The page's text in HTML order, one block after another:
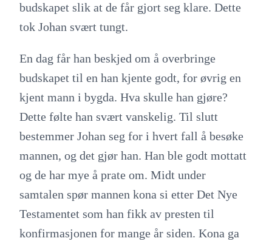
budskapet slik at de får gjort seg klare. Dette
tok Johan svært tungt.
En dag får han beskjed om å overbringe
budskapet til en han kjente godt, for øvrig en
kjent mann i bygda. Hva skulle han gjøre?
Dette følte han svært vanskelig. Til slutt
bestemmer Johan seg for i hvert fall å besøke
mannen, og det gjør han. Han ble godt mottatt
og de har mye å prate om. Midt under
samtalen spør mannen kona si etter Det Nye
Testamentet som han fikk av presten til
konfirmasjonen for mange år siden. Kona ga